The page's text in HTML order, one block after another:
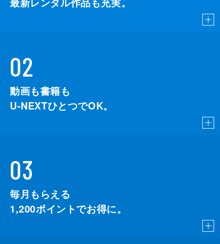
02
動画も書籍も
U-NEXTひとつでOK。
03
毎月もらえる
1,200ポイントでお得に。